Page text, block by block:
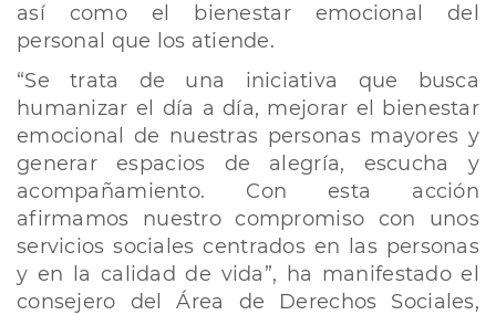
así como el bienestar emocional del
personal que los atiende.
“Se trata de una iniciativa que busca
humanizar el día a día, mejorar el bienestar
emocional de nuestras personas mayores y
generar espacios de alegría, escucha y
acompañamiento. Con esta acción
afirmamos nuestro compromiso con unos
servicios sociales centrados en las personas
y en la calidad de vida”, ha manifestado el
consejero del Área de Derechos Sociales,